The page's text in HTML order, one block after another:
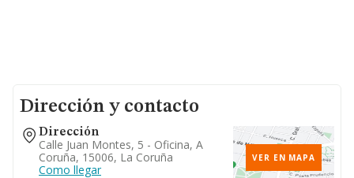
Dirección y contacto
Dirección
Calle Juan Montes, 5 - Oficina, A
Coruña, 15006, La Coruña
Como llegar
VER EN MAPA